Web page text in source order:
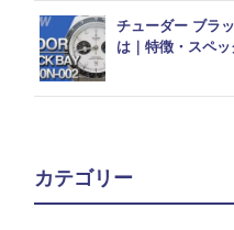
チューダー ブラ
は｜特徴・スペ
カテゴリー